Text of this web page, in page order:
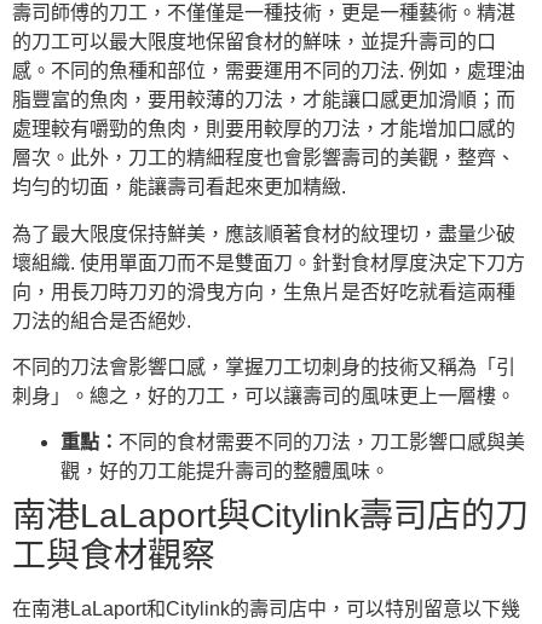
壽司師傅的刀工，不僅僅是一種技術，更是一種藝術。精湛
的刀工可以最大限度地保留食材的鮮味，並提升壽司的口
感。不同的魚種和部位，需要運用不同的刀法. 例如，處理油
脂豐富的魚肉，要用較薄的刀法，才能讓口感更加滑順；而
處理較有嚼勁的魚肉，則要用較厚的刀法，才能增加口感的
層次。此外，刀工的精細程度也會影響壽司的美觀，整齊、
均勻的切面，能讓壽司看起來更加精緻.
為了最大限度保持鮮美，應該順著食材的紋理切，盡量少破
壞組織. 使用單面刀而不是雙面刀。針對食材厚度決定下刀方
向，用長刀時刀刃的滑曳方向，生魚片是否好吃就看這兩種
刀法的組合是否絕妙.
不同的刀法會影響口感，掌握刀工切刺身的技術又稱為「引
刺身」。總之，好的刀工，可以讓壽司的風味更上一層樓。
重點： 不同的食材需要不同的刀法，刀工影響口感與美
觀，好的刀工能提升壽司的整體風味。
南港LaLaport與Citylink壽司店的刀
工與食材觀察
在南港LaLaport和Citylink的壽司店中，可以特別留意以下幾